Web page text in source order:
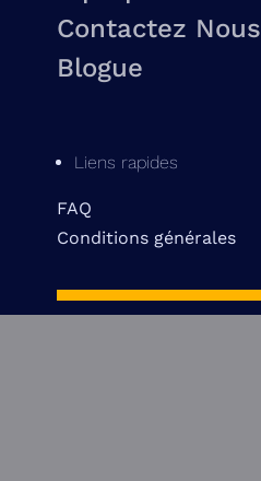
Contactez Nous
Blogue
Liens rapides
FAQ
Conditions générales